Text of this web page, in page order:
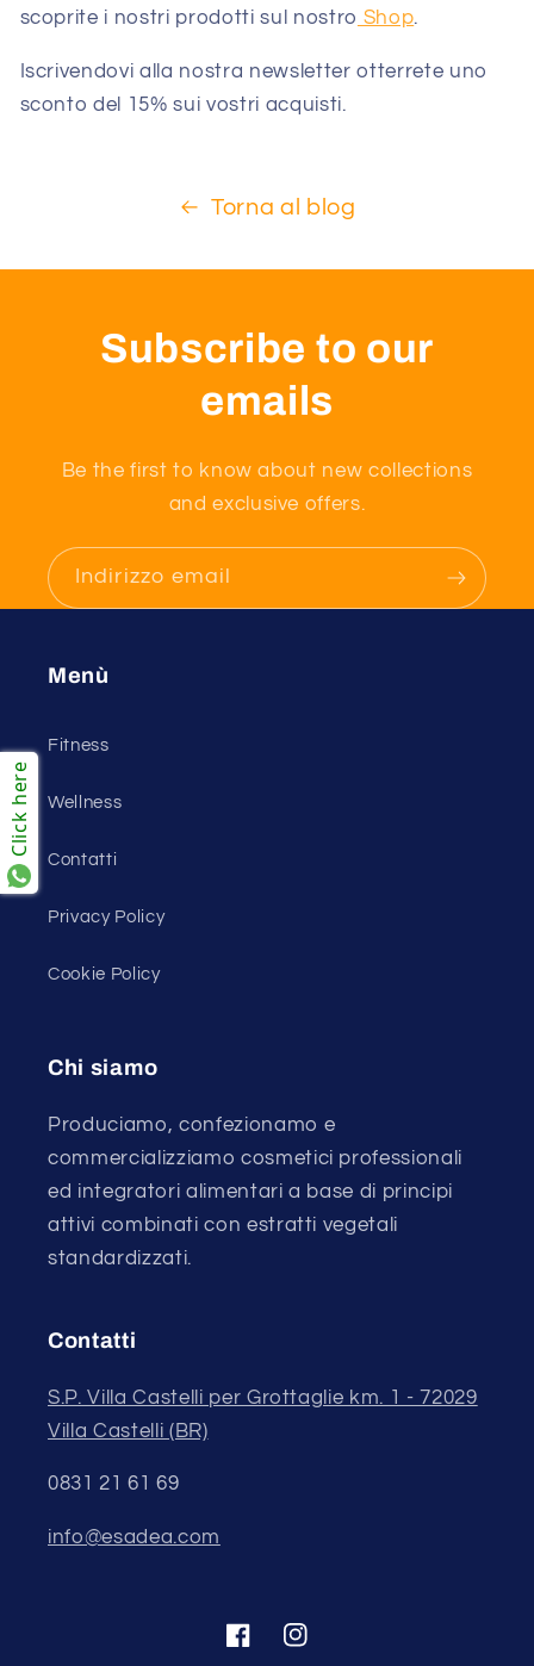
scoprite i nostri prodotti sul nostro Shop.
Iscrivendovi alla nostra newsletter otterrete uno
sconto del 15% sui vostri acquisti.
Torna al blog
Subscribe to our
emails
Be the first to know about new collections
and exclusive offers.
Indirizzo email
Menù
Fitness
Wellness
Contatti
Privacy Policy
Cookie Policy
Chi siamo
Produciamo, confezionamo e
commercializziamo cosmetici professionali
ed integratori alimentari a base di principi
attivi combinati con estratti vegetali
standardizzati.
Contatti
S.P. Villa Castelli per Grottaglie km. 1 - 72029
Villa Castelli (BR)
0831 21 61 69
info@esadea.com
FacebookInstagram
Click here